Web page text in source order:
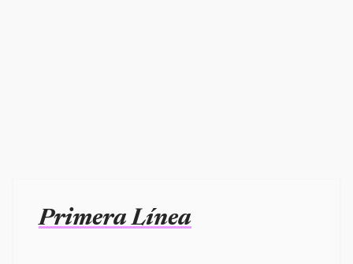
Primera Línea